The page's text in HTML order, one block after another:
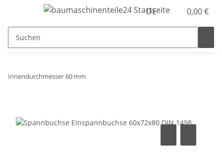
DE 0,00 €
Innendurchmesser 60 mm